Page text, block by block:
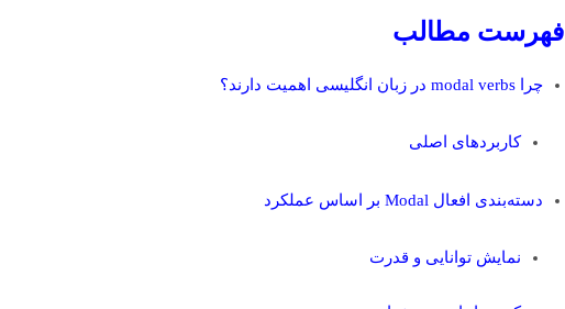
فهرست مطالب
چرا modal verbs در زبان انگلیسی اهمیت دارند؟
کاربردهای اصلی
دسته‌بندی افعال Modal بر اساس عملکرد
نمایش توانایی و قدرت